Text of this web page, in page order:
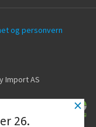
og personvern
Import AS
×
26.